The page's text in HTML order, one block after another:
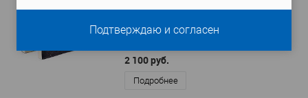
тёмная олива
2000х90х60
2 100 руб.
Подробнее
Подтверждаю и согласен